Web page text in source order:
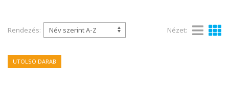
Rendezés: Nézet:
UTOLSO DARAB